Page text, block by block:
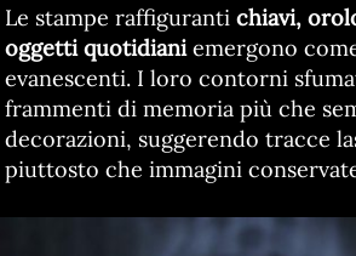
Le stampe raffiguranti chiavi,
oggetti quotidianiemergono
evanescenti. I loro contorni
frammenti di memoria più che
decorazioni, suggerendo tracce
piuttosto che immagini